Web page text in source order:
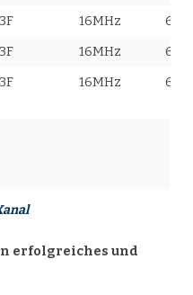
16MHz
16MHz
16MHz
erfolgreiches und